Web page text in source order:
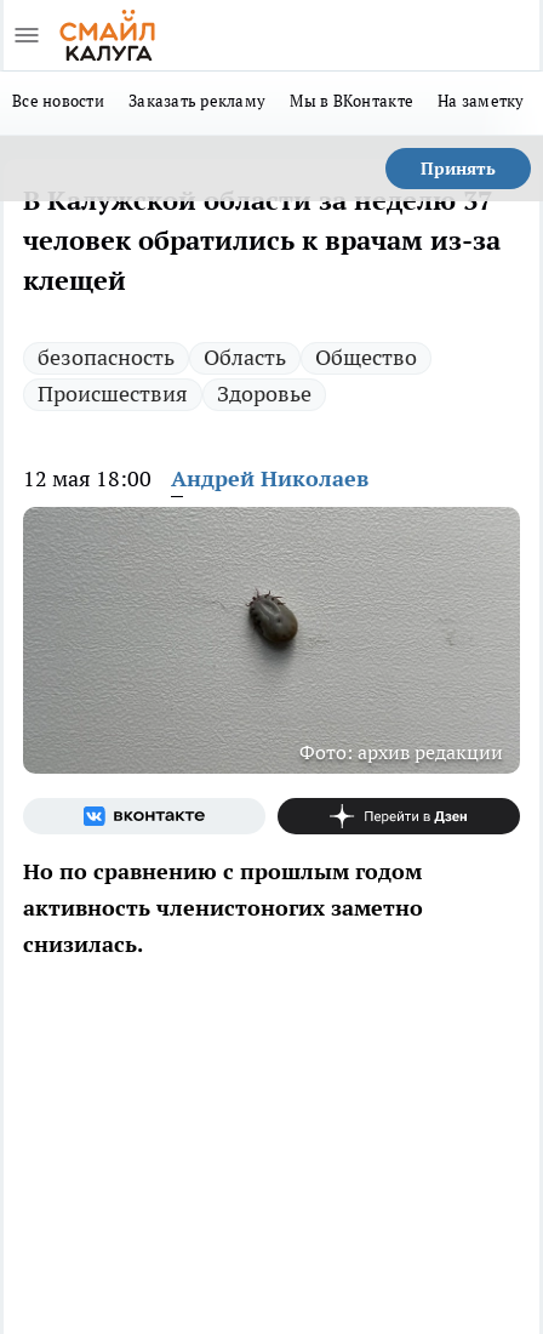
Все новости Заказать рекламу Мы в ВКонтакте На заметку
Принять
В Калужской области за неделю 37
человек обратились к врачам из-за
клещей
безопасность Область
Общество
Происшествия
Здоровье
12 мая 18:00 Андрей Николаев
Фото: архив редакции
Но по сравнению с прошлым годом
активность членистоногих заметно
снизилась.